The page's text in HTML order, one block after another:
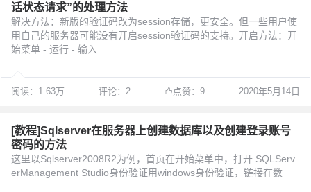
话状态请求”的处理方法
解决方法：新版的验证码改为session存储，更安全。但一些用户使
用自己的服务器可能没有开启session验证码的支持。开启方法：开
始菜单 - 运行 - 输入
阅读：1.63万 评论：2 点赞：9 2020年5月14日
[教程]Sqlserver在服务器上创建数据库以及创建登录账号
密码的方法
这里以Sqlserver2008R2为例，首页在开始菜单中，打开 SQLServ
erManagement Studio身份验证用windows身份验证，链接在数